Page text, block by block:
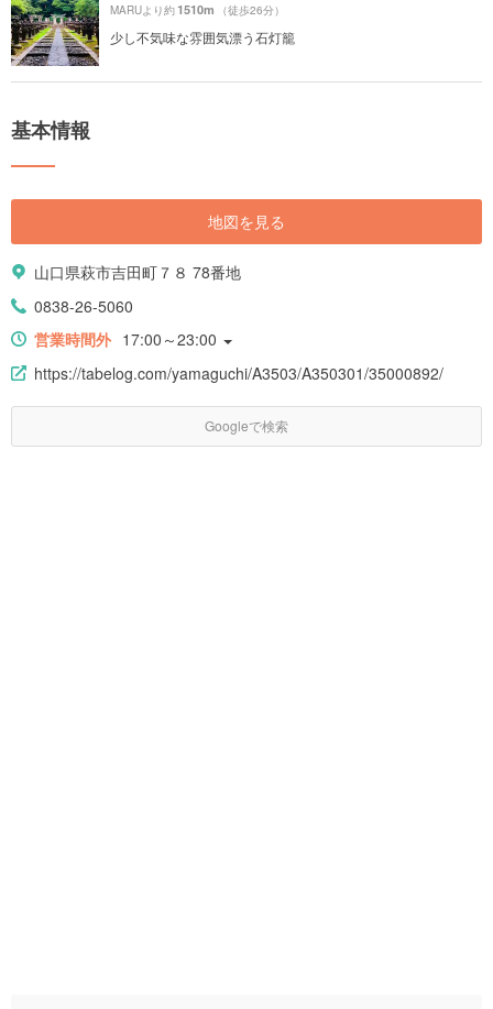
MARUより約1510m （徒歩26分）
少し不気味な雰囲気漂う石灯籠
基本情報
地図を見る
山口県萩市吉田町７８ 78番地
0838-26-5060
営業時間外 17:00～23:00
https://tabelog.com/yamaguchi/A3503/A350301/35000892/
Googleで検索